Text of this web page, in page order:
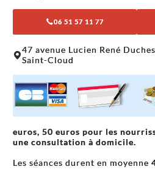
06 51 57 11 77
+
−
47 avenue Lucien René
Saint-Cloud
euros, 50 euros pour les
une consultation à domicile.
Les séances durent en moyenne